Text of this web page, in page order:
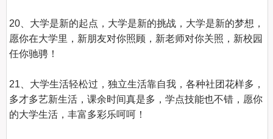
20、大学是新的起点，大学是新的挑战，大学是新的梦想，
愿你在大学里，新朋友对你照顾，新老师对你关照，新校园
任你驰骋！
21、大学生活轻松过，独立生活靠自我，各种社团花样多，
多才多艺新生活，课余时间真是多，学点技能也不错，愿你
的大学生活，丰富多彩乐呵呵！